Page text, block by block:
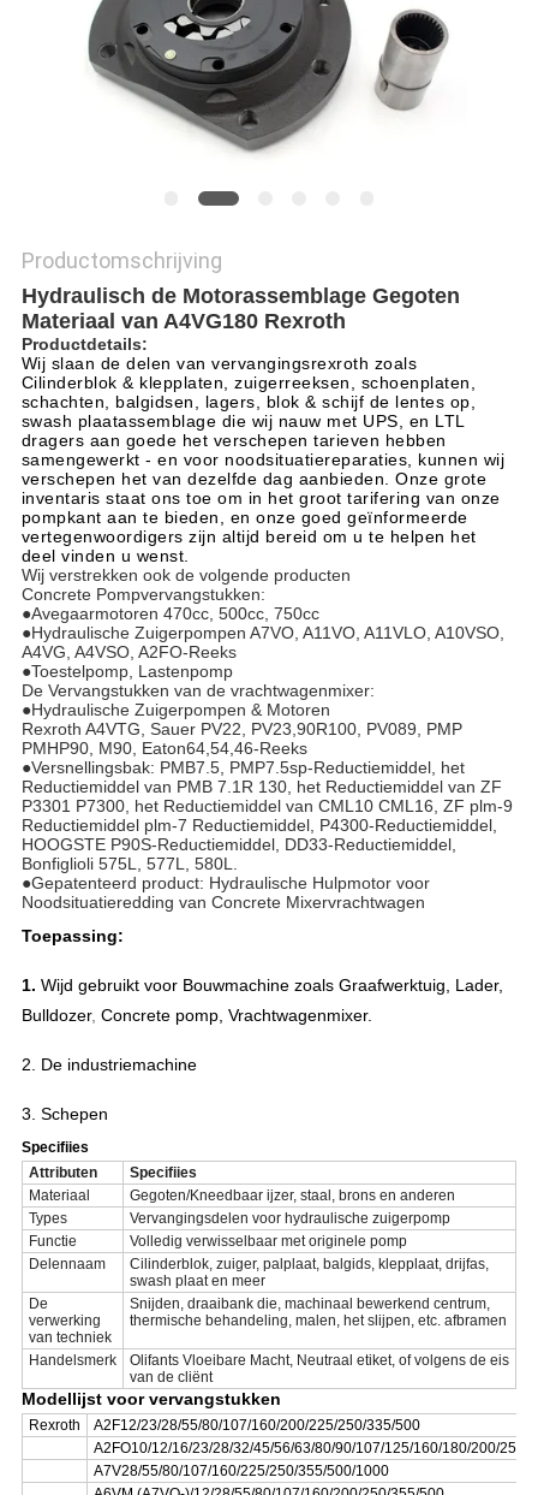
Productomschrijving
Hydraulisch de Motorassemblage Gegoten
Materiaal van A4VG180 Rexroth
Productdetails:
Wij slaan de delen van vervangingsrexroth zoals
Cilinderblok & klepplaten, zuigerreeksen, schoenplaten,
schachten, balgidsen, lagers, blok & schijf de lentes op,
swash plaatassemblage die wij nauw met UPS, en LTL
dragers aan goede het verschepen tarieven hebben
samengewerkt - en voor noodsituatiereparaties, kunnen wij
verschepen het van dezelfde dag aanbieden. Onze grote
inventaris staat ons toe om in het groot tarifering van onze
pompkant aan te bieden, en onze goed geïnformeerde
vertegenwoordigers zijn altijd bereid om u te helpen het
deel vinden u wenst.
Wij verstrekken ook de volgende producten
Concrete Pompvervangstukken:
●Avegaarmotoren 470cc, 500cc, 750cc
●Hydraulische Zuigerpompen A7VO, A11VO, A11VLO, A10VSO,
A4VG, A4VSO, A2FO-Reeks
●Toestelpomp, Lastenpomp
De Vervangstukken van de vrachtwagenmixer:
●Hydraulische Zuigerpompen & Motoren
Rexroth A4VTG, Sauer PV22, PV23,90R100, PV089, PMP
PMHP90, M90, Eaton64,54,46-Reeks
●Versnellingsbak: PMB7.5, PMP7.5sp-Reductiemiddel, het
Reductiemiddel van PMB 7.1R 130, het Reductiemiddel van ZF
P3301 P7300, het Reductiemiddel van CML10 CML16, ZF plm-9
Reductiemiddel plm-7 Reductiemiddel, P4300-Reductiemiddel,
HOOGSTE P90S-Reductiemiddel, DD33-Reductiemiddel,
Bonfiglioli 575L, 577L, 580L.
●Gepatenteerd product: Hydraulische Hulpmotor voor
Noodsituatieredding van Concrete Mixervrachtwagen
Toepassing:
1. Wijd gebruikt voor Bouwmachine zoals Graafwerktuig, Lader,
Bulldozer, Concrete pomp, Vrachtwagenmixer.
2. De industriemachine
3. Schepen
Specifiies
Attributen
Specifiies
Materiaal
Gegoten/Kneedbaar ijzer, staal, brons en anderen
Types
Vervangingsdelen voor hydraulische zuigerpomp
Functie
Volledig verwisselbaar met originele pomp
Delennaam
Cilinderblok, zuiger, palplaat, balgids, klepplaat, drijfas,
swash plaat en meer
De
verwerking
van techniek
Snijden, draaibank die, machinaal bewerkend centrum,
thermische behandeling, malen, het slijpen, etc. afbramen
Handelsmerk
Olifants Vloeibare Macht, Neutraal etiket, of volgens de eis
van de cliënt
Modellijst voor vervangstukken
Rexroth
A2F12/23/28/55/80/107/160/200/225/250/335/500
A2FO10/12/16/23/28/32/45/56/63/80/90/107/125/160/180/200/250/
A7V28/55/80/107/160/225/250/355/500/1000